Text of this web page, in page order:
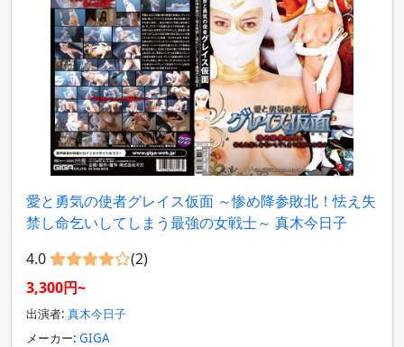
愛と勇気の使者グレイス仮面 ～惨め降参敗北！怯え失
禁し命乞いしてしまう最強の女戦士～ 真木今日子
4.0
(2)
3,300円~
出演者: 真木今日子
メーカー: GIGA